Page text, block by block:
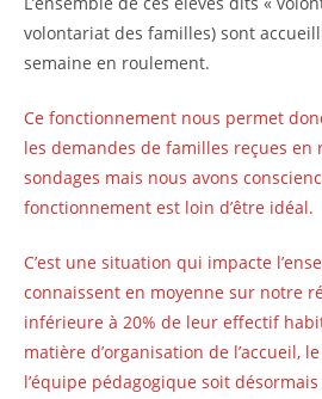
volontariat des familles) sont
semaine en roulement.
Ce fonctionnement nous permet
les demandes de familles reçues en
sondages mais nous avons
fonctionnement est loin d’être idéal.
C’est une situation qui impacte
connaissent en moyenne sur notre
inférieure à 20% de leur effectif
matière d’organisation de l’accueil,
l’équipe pédagogique soit